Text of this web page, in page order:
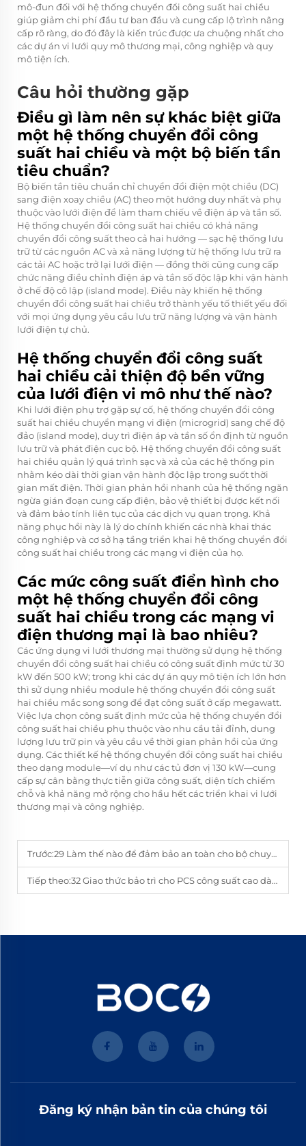
mô-đun đối với hệ thống chuyển đổi công suất hai chiều
giúp giảm chi phí đầu tư ban đầu và cung cấp lộ trình nâng
cấp rõ ràng, do đó đây là kiến trúc được ưa chuộng nhất cho
các dự án vi lưới quy mô thương mại, công nghiệp và quy
mô tiện ích.
Câu hỏi thường gặp
Điều gì làm nên sự khác biệt giữa
một hệ thống chuyển đổi công
suất hai chiều và một bộ biến tần
tiêu chuẩn?
Bộ biến tần tiêu chuẩn chỉ chuyển đổi điện một chiều (DC)
sang điện xoay chiều (AC) theo một hướng duy nhất và phụ
thuộc vào lưới điện để làm tham chiếu về điện áp và tần số.
Hệ thống chuyển đổi công suất hai chiều có khả năng
chuyển đổi công suất theo cả hai hướng — sạc hệ thống lưu
trữ từ các nguồn AC và xả năng lượng từ hệ thống lưu trữ ra
các tải AC hoặc trở lại lưới điện — đồng thời cũng cung cấp
chức năng điều chỉnh điện áp và tần số độc lập khi vận hành
ở chế độ cô lập (island mode). Điều này khiến hệ thống
chuyển đổi công suất hai chiều trở thành yếu tố thiết yếu đối
với mọi ứng dụng yêu cầu lưu trữ năng lượng và vận hành
lưới điện tự chủ.
Hệ thống chuyển đổi công suất
hai chiều cải thiện độ bền vững
của lưới điện vi mô như thế nào?
Khi lưới điện phụ trợ gặp sự cố, hệ thống chuyển đổi công
suất hai chiều chuyển mạng vi điện (microgrid) sang chế độ
đảo (island mode), duy trì điện áp và tần số ổn định từ nguồn
lưu trữ và phát điện cục bộ. Hệ thống chuyển đổi công suất
hai chiều quản lý quá trình sạc và xả của các hệ thống pin
nhằm kéo dài thời gian vận hành độc lập trong suốt thời
gian mất điện. Thời gian phản hồi nhanh của hệ thống ngăn
ngừa gián đoạn cung cấp điện, bảo vệ thiết bị được kết nối
và đảm bảo tính liên tục của các dịch vụ quan trọng. Khả
năng phục hồi này là lý do chính khiến các nhà khai thác
công nghiệp và cơ sở hạ tầng triển khai hệ thống chuyển đổi
công suất hai chiều trong các mạng vi điện của họ.
Các mức công suất điển hình cho
một hệ thống chuyển đổi công
suất hai chiều trong các mạng vi
điện thương mại là bao nhiêu?
Các ứng dụng vi lưới thương mại thường sử dụng hệ thống
chuyển đổi công suất hai chiều có công suất định mức từ 30
kW đến 500 kW; trong khi các dự án quy mô tiện ích lớn hơn
thì sử dụng nhiều module hệ thống chuyển đổi công suất
hai chiều mắc song song để đạt công suất ở cấp megawatt.
Việc lựa chọn công suất định mức của hệ thống chuyển đổi
công suất hai chiều phụ thuộc vào nhu cầu tải đỉnh, dung
lượng lưu trữ pin và yêu cầu về thời gian phản hồi của ứng
dụng. Các thiết kế hệ thống chuyển đổi công suất hai chiều
theo dạng module—ví dụ như các tủ đơn vị 130 kW—cung
cấp sự cân bằng thực tiễn giữa công suất, diện tích chiếm
chỗ và khả năng mở rộng cho hầu hết các triển khai vi lưới
thương mại và công nghiệp.
Trước:29 Làm thế nào để đảm bảo an toàn cho bộ chuyển đổi năng lượng lưu trữ (PCS) 130 kW trong chế độ xả đỉnh
Tiếp theo:32 Giao thức bảo trì cho PCS công suất cao dành cho BESS là gì
Đăng ký nhận bản tin của chúng tôi